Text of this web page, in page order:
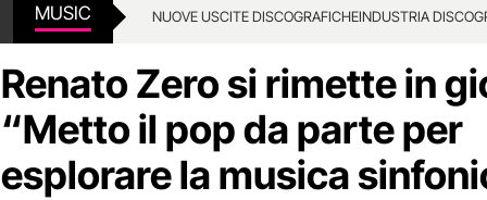
MUSIC NUOVE USCITE DISCOGRAFICHEINDUSTRIA
Renato Zero si rimette in
“Metto il pop da parte per
esplorare la musica